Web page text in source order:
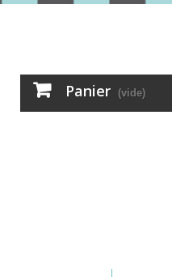
Panier (vide)